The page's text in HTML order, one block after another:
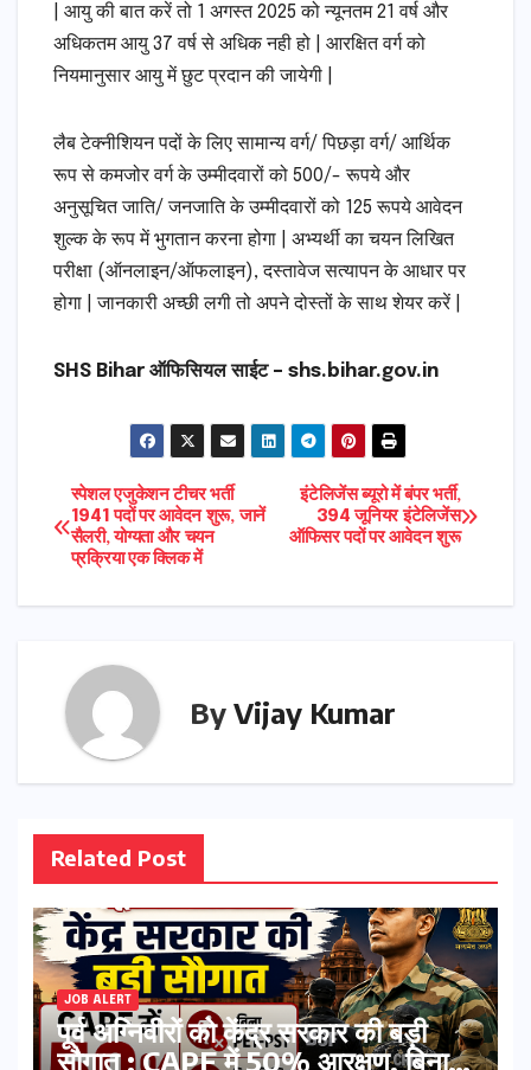
| आयु की बात करें तो 1 अगस्त 2025 को न्यूनतम 21 वर्ष और
अधिकतम आयु 37 वर्ष से अधिक नही हो | आरक्षित वर्ग को
नियमानुसार आयु में छुट प्रदान की जायेगी |
लैब टेक्नीशियन पदों के लिए सामान्य वर्ग/ पिछड़ा वर्ग/ आर्थिक
रूप से कमजोर वर्ग के उम्मीदवारों को 500/- रूपये और
अनुसूचित जाति/ जनजाति के उम्मीदवारों को 125 रूपये आवेदन
शुल्क के रूप में भुगतान करना होगा | अभ्यर्थी का चयन लिखित
परीक्षा (ऑनलाइन/ऑफलाइन), दस्तावेज सत्यापन के आधार पर
होगा | जानकारी अच्छी लगी तो अपने दोस्तों के साथ शेयर करें |
SHS Bihar ऑफिसियल साईट – shs.bihar.gov.in
Post
navigation
इंटेलिजेंस ब्यूरो में बंपर भर्ती,
394 जूनियर इंटेलिजेंस
ऑफिसर पदों पर आवेदन शुरू
स्पेशल एजुकेशन टीचर भर्ती
1941 पदों पर आवेदन शुरू, जानें
सैलरी, योग्यता और चयन
प्रक्रिया एक क्लिक में
By Vijay Kumar
Related Post
JOB ALERT
पूर्व अग्निवीरों को केंद्र सरकार की बड़ी
सौगात : CAPF में 50% आरक्षण, बिना